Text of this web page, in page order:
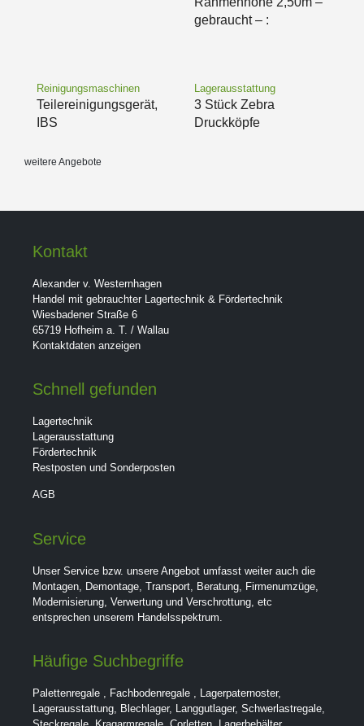
gebraucht – :
Reinigungsmaschinen
Teilereinigungsgerät,
IBS
Lagerausstattung
3 Stück Zebra
Druckköpfe
weitere Angebote
Kontakt
Alexander v. Westernhagen
Handel mit gebrauchter Lagertechnik & Fördertechnik
Wiesbadener Straße 6
65719 Hofheim a. T. / Wallau
Kontaktdaten anzeigen
Schnell gefunden
Lagertechnik
Lagerausstattung
Fördertechnik
Restposten und Sonderposten
AGB
Service
Unser Service bzw. unsere Angebot umfasst weiter auch die
Montagen, Demontage, Transport, Beratung, Firmenumzüge,
Modernisierung, Verwertung und Verschrottung, etc
entsprechen unserem Handelsspektrum.
Häufige Suchbegriffe
Palettenregale , Fachbodenregale , Lagerpaternoster,
Lagerausstattung, Blechlager, Langgutlager, Schwerlastregale,